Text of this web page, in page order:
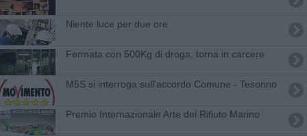
Niente luce per due ore
Fermata con 500Kg di droga, torna in carcere
M5S si interroga sull'accordo Comune - Tesorino
Premio Internazionale Arte del Rifiuto Marino